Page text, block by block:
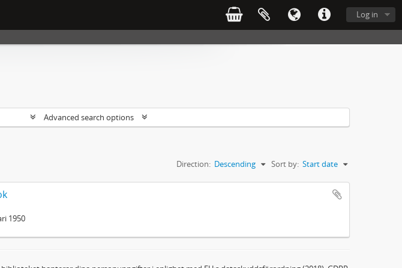
Log in
Advanced search options
Sort by: Start date
Direction: Descending
1950